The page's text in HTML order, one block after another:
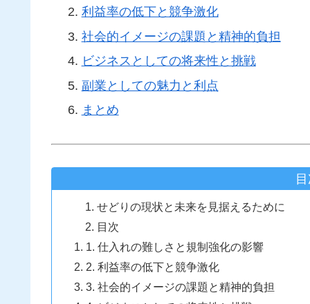
利益率の低下と競争激化
社会的イメージの課題と精神的負担
ビジネスとしての将来性と挑戦
副業としての魅力と利点
まとめ
せどりの現状と未来を見据えるために
目次
1. 仕入れの難しさと規制強化の影響
2. 利益率の低下と競争激化
3. 社会的イメージの課題と精神的負担